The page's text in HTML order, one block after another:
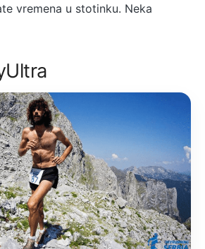
vremena u stotinku. Neka